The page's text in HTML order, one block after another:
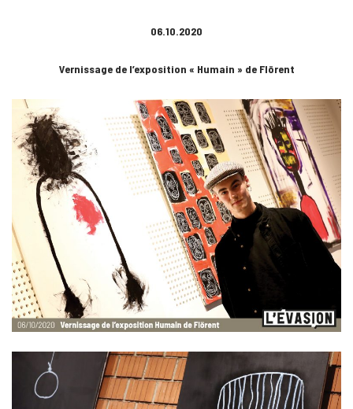
06.10.2020
Vernissage de l’exposition « Humain » de Flörent